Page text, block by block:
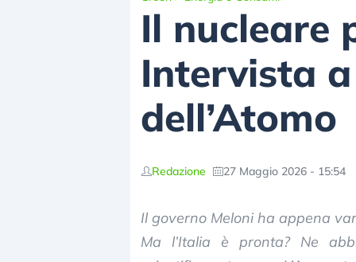
Il nucleare
Intervista a
dell’Atomo
Redazione 27 Maggio 2026 - 15:54
Il governo Meloni ha appena
Ma l’Italia è pronta? Ne